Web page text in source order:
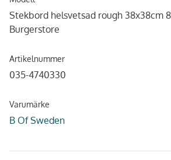
Stekbord helsvetsad rough 38x38cm
Burgerstore
Artikelnummer
035-4740330
Varumärke
B Of Sweden